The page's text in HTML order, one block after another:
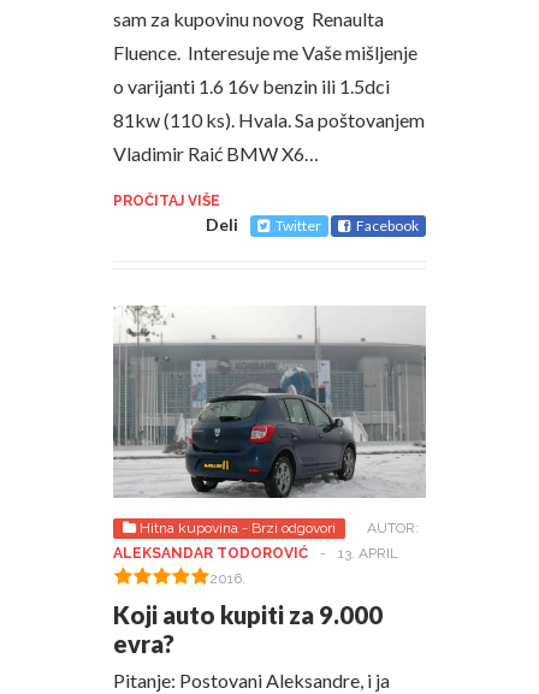
sam za kupovinu novog Renaulta
Fluence. Interesuje me Vaše mišljenje
o varijanti 1.6 16v benzin ili 1.5dci
81kw (110 ks). Hvala. Sa poštovanjem
Vladimir Raić BMW X6…
PROČITAJ VIŠE
Deli Twitter Facebook
Hitna kupovina - Brzi odgovori
AUTOR:
ALEKSANDAR TODOROVIĆ
-
13. APRIL
2016.
Koji auto kupiti za 9.000
evra?
Pitanje: Postovani Aleksandre, i ja